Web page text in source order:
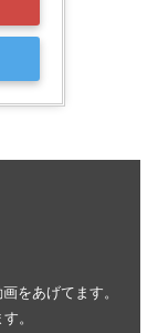
をあげてます。
。